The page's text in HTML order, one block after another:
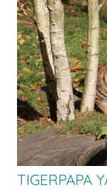
TIGERPAPA